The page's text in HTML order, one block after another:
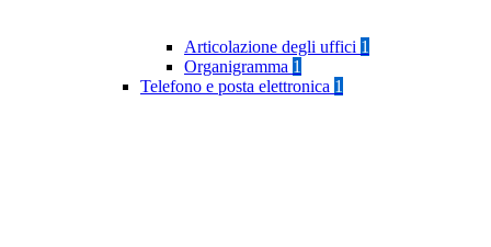
Articolazione degli uffici 1
Organigramma 1
Telefono e posta elettronica 1